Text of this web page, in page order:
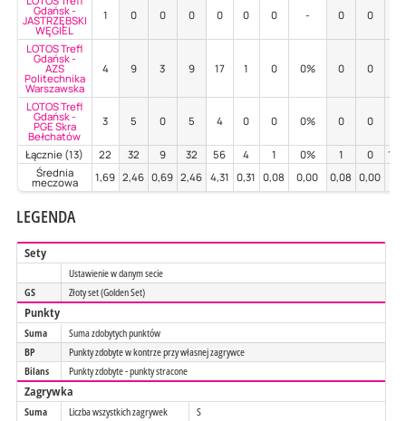
Gdańsk -
JASTRZĘBSKI
WĘGIEL
1 0 0 0 0 0 0 - 0 0
LOTOS Trefl
Gdańsk -
AZS
Politechnika
Warszawska
4 9 3 9 17 1 0 0% 0 0
LOTOS Trefl
Gdańsk -
PGE Skra
Bełchatów
3 5 0 5 4 0 0 0% 0 0
Łącznie (13) 22 32 9 32 56 4 1 0% 1 0
Średnia
meczowa 1,69 2,46 0,69 2,46 4,31 0,31 0,08 0,00 0,08 0,00
LEGENDA
Sety
Ustawienie w danym secie
GS
Złoty set (Golden Set)
Punkty
Suma
Suma zdobytych punktów
BP
Punkty zdobyte w kontrze przy własnej zagrywce
Bilans
Punkty zdobyte - punkty stracone
Zagrywka
Suma Liczba wszystkich zagrywek
S